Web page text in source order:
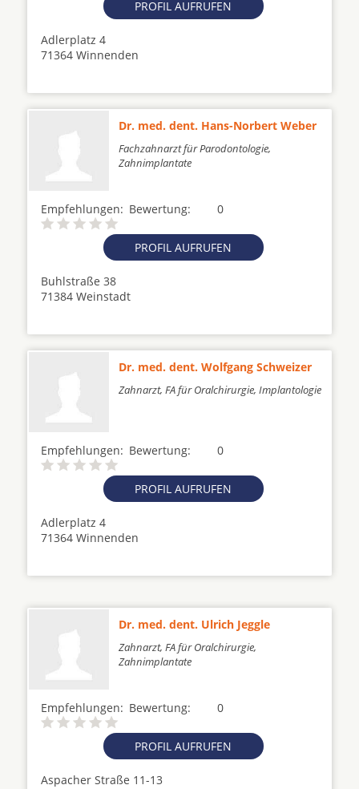
PROFIL AUFRUFEN
Adlerplatz 4
71364 Winnenden
Dr. med. dent. Hans-Norbert Weber
Fachzahnarzt für Parodontologie,
Zahnimplantate
Empfehlungen: 0
Bewertung:
PROFIL AUFRUFEN
Buhlstraße 38
71384 Weinstadt
Dr. med. dent. Wolfgang Schweizer
Zahnarzt, FA für Oralchirurgie, Implantologie
Empfehlungen: 0
Bewertung:
PROFIL AUFRUFEN
Adlerplatz 4
71364 Winnenden
Dr. med. dent. Ulrich Jeggle
Zahnarzt, FA für Oralchirurgie,
Zahnimplantate
Empfehlungen: 0
Bewertung:
PROFIL AUFRUFEN
Aspacher Straße 11-13